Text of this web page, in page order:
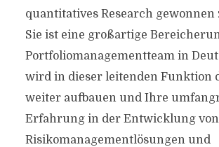
quantitatives Research gewonnen
Sie ist eine großartige
Portfoliomanagementteam in
wird in dieser leitenden Funktion
weiter aufbauen und Ihre
Erfahrung in der Entwicklung von
Risikomanagementlösungen und